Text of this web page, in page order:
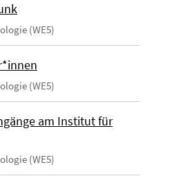
(WE5)
(WE5)
am Institut für
(WE5)